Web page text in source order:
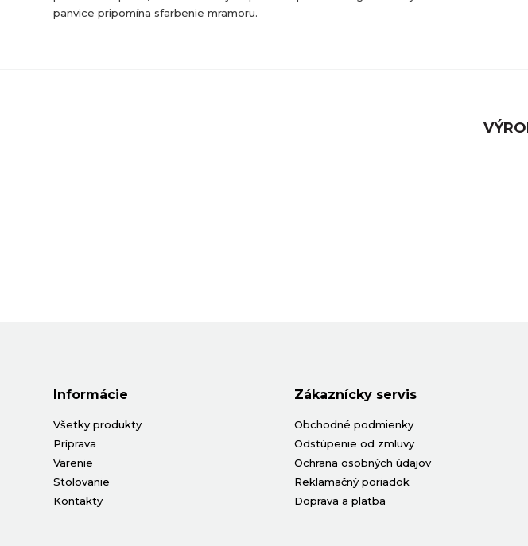
panvice pripomína sfarbenie mramoru.
Informácie
Všetky produkty
Príprava
Varenie
Stolovanie
Kontakty
Zákaznícky servis
Obchodné podmienky
Odstúpenie od zmluvy
Ochrana osobných údajov
Reklamačný poriadok
Doprava a platba